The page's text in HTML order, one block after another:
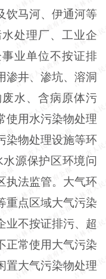
饮马河、伊通河等
处理厂、工业企
业单位不按证排
渗井、渗坑、溶洞
水、含病原体污
使用水污染物处理
染物处理设施等环
源保护区环境问
执法监管。大气环
重点区域大气污染
业不按证排污、超
正常使用大气污染
置大气污染物处理